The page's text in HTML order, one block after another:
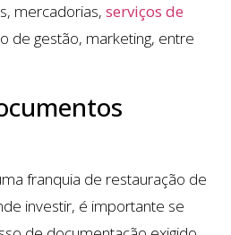
mercadorias,serviços de
de gestão, marketing, entre
franquia de restauração de
investir, é importante se